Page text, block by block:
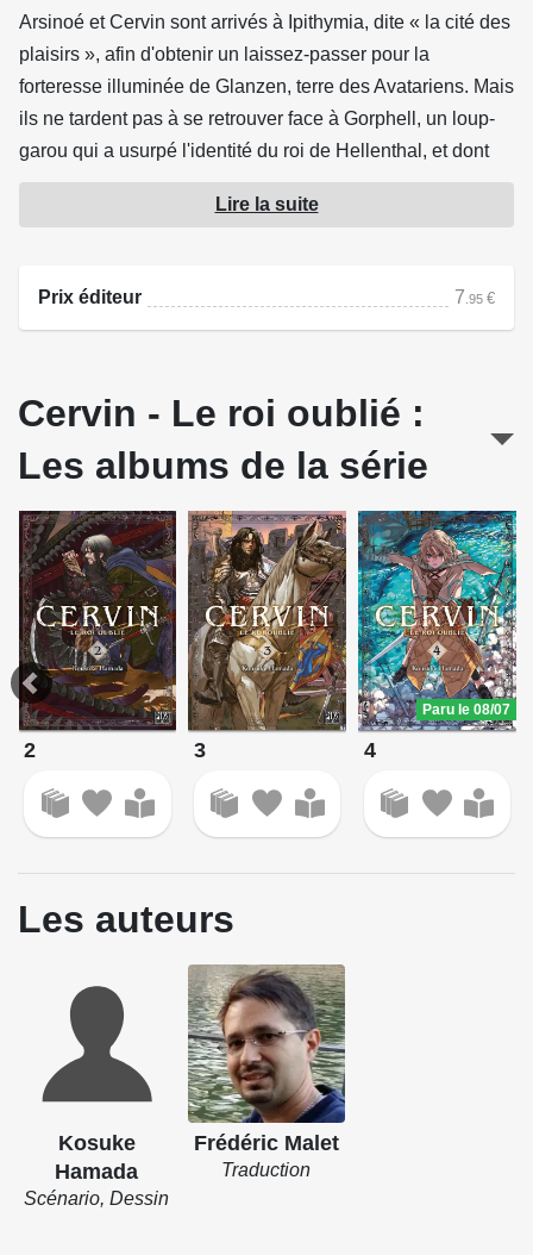
Arsinoé et Cervin sont arrivés à Ipithymia, dite « la cité des
plaisirs », afin d'obtenir un laissez-passer pour la
forteresse illuminée de Glanzen, terre des Avatariens. Mais
ils ne tardent pas à se retrouver face à Gorphell, un loup-
garou qui a usurpé l'identité du roi de Hellenthal, et dont
les actes ne sont pas sans conséquence pour la réputation
de ce dernier... C'est alors que les ténèbres recouvrent
Lire la suite
Prix éditeur 7 .95 €
Cervin - Le roi oublié :
Les albums de la série
2 3
Paru le 08/07
4
Les auteurs
Kosuke
Hamada
Scénario, Dessin
Frédéric Malet
Traduction